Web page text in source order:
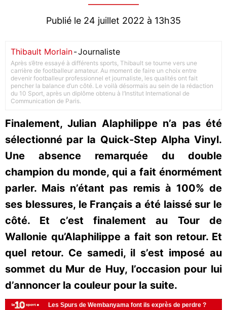
Publié le 24 juillet 2022 à 13h35
Thibault Morlain-Journaliste
Après s’être essayé à différents sports, Thibault se tourne vers une
carrière de footballeur amateur. Au moment de faire un choix entre
devenir footballeur professionnel et journaliste, les qualités ont fait
pencher la balance d’un côté. Le voilà désormais au sein de la rédaction
du 10 Sport, après un diplôme obtenu à l’Institut International de
Communication de Paris.
Finalement, Julian Alaphilippe n’a pas été
sélectionné par la Quick-Step Alpha Vinyl.
Une absence remarquée du double
champion du monde, qui a fait énormément
parler. Mais n’étant pas remis à 100% de
ses blessures, le Français a été laissé sur le
côté. Et c’est finalement au Tour de
Wallonie qu’Alaphilippe a fait son retour. Et
quel retour. Ce samedi, il s’est imposé au
sommet du Mur de Huy, l’occasion pour lui
d’annoncer la couleur pour la suite.